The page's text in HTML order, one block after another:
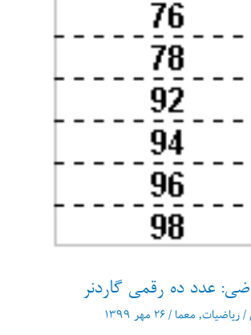
عدد ده رقمی گاردنر
/ریاضیات, معما /۲۶ مهر ۱۳۹۹